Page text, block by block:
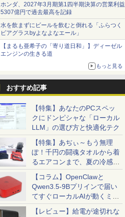
ホンダ、2027年3月期第1四半期決算の営業利益
5307億円で過去最高を記録
水を飲まずにビールを飲むと倒れる「ふらつく
ビアグラスbyよなよなエール」
【まるも亜希子の「寄り道日和」】ディーゼル
エンジンの生きる道
もっと見る
おすすめ記事
【特集】あなたのPCスペッ
クにドンピシャな「ローカル
LLM」の選び方と快適化テク
【特集】あぢぃ～もう無理
ぽ！千円の闘魂タオルから着
るエアコンまで、夏の冷感グ
ッズ一挙紹介
【コラム】OpenClawと
Qwen3.5-9Bプリインで届い
てすぐローカルAIが動くミニ
PC「SER9 Pro」
【レビュー】給電が途切れな